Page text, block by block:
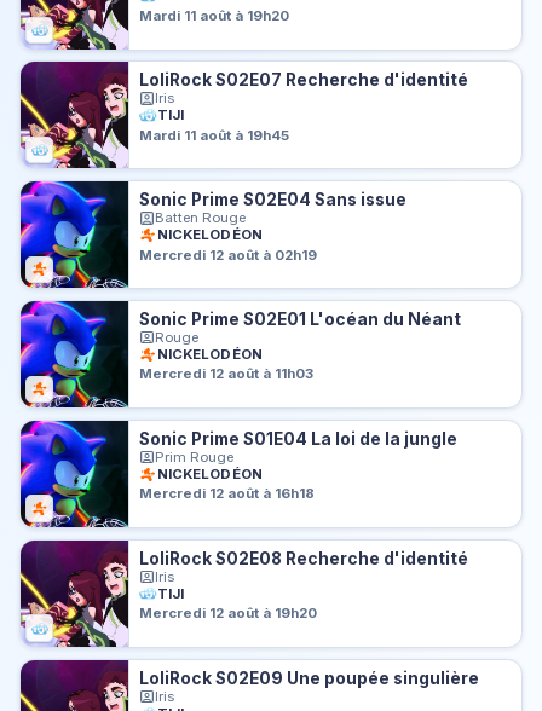
Mardi 11 août à 19h20
LoliRock S02E07 Recherche d'identité
Iris
TIJI
Mardi 11 août à 19h45
Sonic Prime S02E04 Sans issue
Batten Rouge
NICKELODÉON
Mercredi 12 août à 02h19
Sonic Prime S02E01 L'océan du Néant
Rouge
NICKELODÉON
Mercredi 12 août à 11h03
Sonic Prime S01E04 La loi de la jungle
Prim Rouge
NICKELODÉON
Mercredi 12 août à 16h18
LoliRock S02E08 Recherche d'identité
Iris
TIJI
Mercredi 12 août à 19h20
LoliRock S02E09 Une poupée singulière
Iris